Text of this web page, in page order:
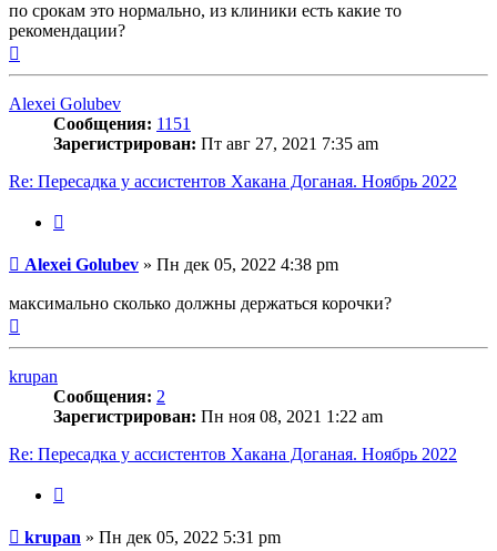
по срокам это нормально, из клиники есть какие то
рекомендации?
Alexei Golubev
Сообщения: 1151
Зарегистрирован: Пт авг 27, 2021 7:35 am
Re: Пересадка у ассистентов Хакана Доганая. Ноябрь 2022
Сообщение
Alexei Golubev » Пн дек 05, 2022 4:38 pm
максимально сколько должны держаться корочки?
krupan
Сообщения: 2
Зарегистрирован: Пн ноя 08, 2021 1:22 am
Re: Пересадка у ассистентов Хакана Доганая. Ноябрь 2022
Сообщение
krupan » Пн дек 05, 2022 5:31 pm